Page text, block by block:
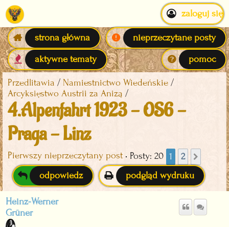
zaloguj się
strona główna
nieprzeczytane posty
aktywne tematy
pomoc
Przedlitawia
Namiestnictwo Wiedeńskie
Arcyksięstwo Austrii za Anizą
4.Alpenfahrt 1923 - OS6 -
Praga - Linz
Pierwszy nieprzeczytany post• Posty: 20 1 2
odpowiedz
podgląd wydruku
Heinz-Werner
Grüner